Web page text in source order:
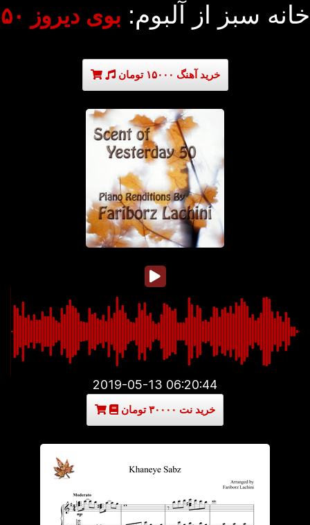
خانه سبز از آلبوم: بوی دیروز ۵۰
خرید آهنگ ۱۵۰۰۰ تومان
2019-05-13 06:20:44
خرید نت ۳۰۰۰۰ تومان